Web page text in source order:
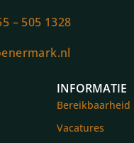
– 505 1328
INFORMATIE
Bereikbaarheid
Vacatures